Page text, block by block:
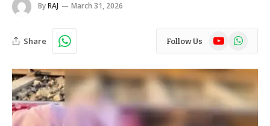
ByRAJ March 31, 2026
Share Follow Us YouTubeWhatsApp